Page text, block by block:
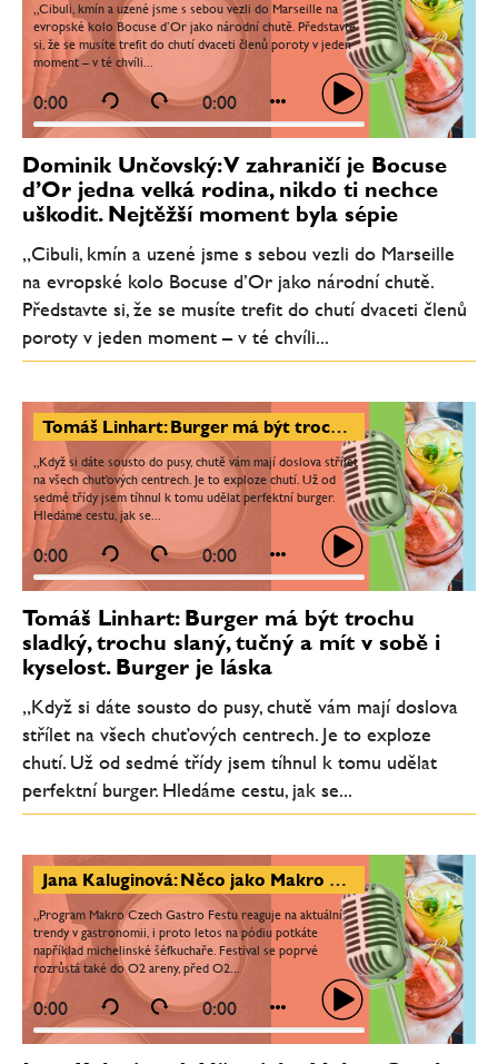
„Cibuli, kmín a uzené jsme s sebou vezli do Marseille na
evropské kolo Bocuse d’Or jako národní chutě. Představte
si, že se musíte trefit do chutí dvaceti členů poroty v jeden
moment – v té chvíli...
0:00 0:00
Dominik Unčovský: V zahraničí je Bocuse
d’Or jedna velká rodina, nikdo ti nechce
uškodit. Nejtěžší moment byla sépie
„Cibuli, kmín a uzené jsme s sebou vezli do Marseille
na evropské kolo Bocuse d’Or jako národní chutě.
Představte si, že se musíte trefit do chutí dvaceti členů
poroty v jeden moment – v té chvíli...
Tomáš Linhart: Burger má být trochu sladký, trochu slaný, tučný a mít v sobě i kyselost. Burger je láska
„Když si dáte sousto do pusy, chutě vám mají doslova střílet
na všech chuťových centrech. Je to exploze chutí. Už od
sedmé třídy jsem tíhnul k tomu udělat perfektní burger.
Hledáme cestu, jak se...
0:00 0:00
Tomáš Linhart: Burger má být trochu
sladký, trochu slaný, tučný a mít v sobě i
kyselost. Burger je láska
„Když si dáte sousto do pusy, chutě vám mají doslova
střílet na všech chuťových centrech. Je to exploze
chutí. Už od sedmé třídy jsem tíhnul k tomu udělat
perfektní burger. Hledáme cestu, jak se...
Jana Kaluginová: Něco jako Makro Czech Gastro Fest u nás chybělo. Na pódiu budou vařit i michelinští šéfkuchaři
„Program Makro Czech Gastro Festu reaguje na aktuální
trendy v gastronomii, i proto letos na pódiu potkáte
například michelinské šéfkuchaře. Festival se poprvé
rozrůstá také do O2 areny, před O2...
0:00 0:00